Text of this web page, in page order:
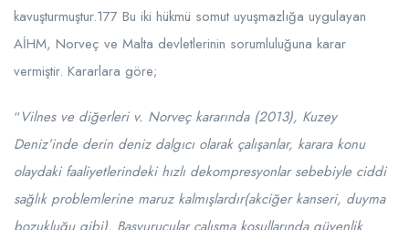
kavuşturmuştur.177 Bu iki hükmü somut uyuşmazlığa uygulayan
AİHM, Norveç ve Malta devletlerinin sorumluluğuna karar
vermiştir. Kararlara göre;
“Vilnes ve diğerleri v. Norveç kararında (2013), Kuzey
Deniz’inde derin deniz dalgıcı olarak çalışanlar, karara konu
olaydaki faaliyetlerindeki hızlı dekompresyonlar sebebiyle ciddi
sağlık problemlerine maruz kalmışlardır(akciğer kanseri, duyma